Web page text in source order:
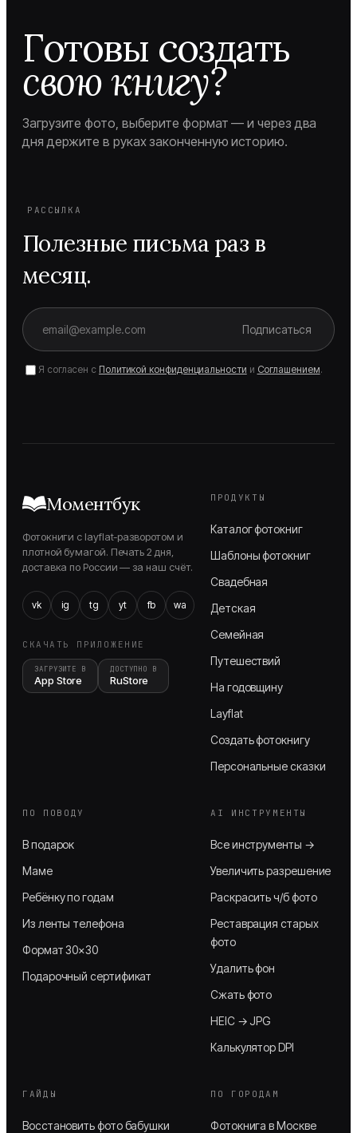
Готовы создать
свою книгу?
Загрузите фото, выберите формат — и через два
дня держите в руках законченную историю.
РАССЫЛКА
Полезные письма раз в
месяц.
Подписаться
Я согласен с Политикой конфиденциальности и Соглашением.
Моментбук
Фотокниги с layflat-разворотом и
плотной бумагой. Печать 2 дня,
доставка по России — за наш счёт.
vk ig tg yt fb wa
СКАЧАТЬ ПРИЛОЖЕНИЕ
ЗАГРУЗИТЕ В
App Store
ДОСТУПНО В
RuStore
ПРОДУКТЫ
Каталог фотокниг
Шаблоны фотокниг
Свадебная
Детская
Семейная
Путешествий
На годовщину
Layflat
Создать фотокнигу
Персональные сказки
ПО ПОВОДУ
В подарок
Маме
Ребёнку по годам
Из ленты телефона
Формат 30×30
Подарочный сертификат
AI ИНСТРУМЕНТЫ
Все инструменты →
Увеличить разрешение
Раскрасить ч/б фото
Реставрация старых
фото
Удалить фон
Сжать фото
HEIC → JPG
Калькулятор DPI
ГАЙДЫ
Восстановить фото бабушки
ПО ГОРОДАМ
Фотокнига в Москве